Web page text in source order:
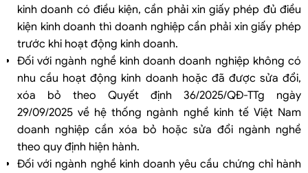
kinh doanh có điều kiện, cần phải xin giấy phép đủ điều
kiện kinh doanh thì doanh nghiệp cần phải xin giấy phép
trước khi hoạt động kinh doanh.
Đối với ngành nghề kinh doanh doanh nghiệp không có
nhu cầu hoạt động kinh doanh hoặc đã được sửa đổi,
xóa bỏ theo Quyết định 36/2025/QĐ-TTg ngày
29/09/2025 về hệ thống ngành nghề kinh tế Việt Nam
doanh nghiệp cần xóa bỏ hoặc sửa đổi ngành nghề
theo quy định hiện hành.
Đối với ngành nghề kinh doanh yêu cầu chứng chỉ hành